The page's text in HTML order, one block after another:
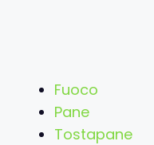
Fuoco
Pane
Tostapane